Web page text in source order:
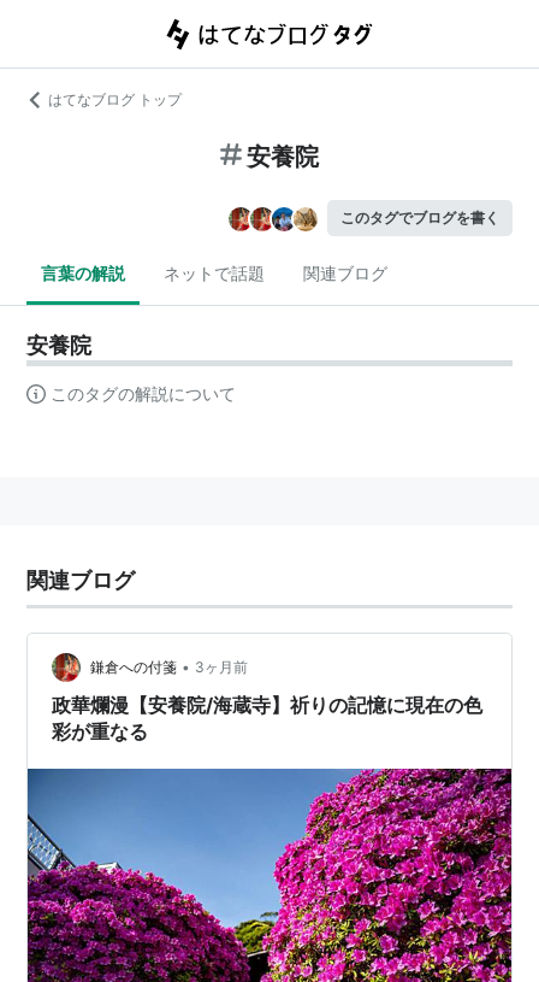
はてなブログ トップ
安養院
このタグでブログを書く
言葉の解説 ネットで話題 関連ブログ
安養院
このタグの解説について
関連ブログ
鎌倉への付箋 • 3ヶ月前
政華爛漫【安養院/海蔵寺】祈りの記憶に現在の色
彩が重なる